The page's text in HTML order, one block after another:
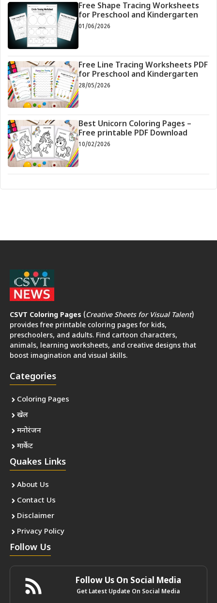
Free Shape Tracing Worksheets
for Preschool and Kindergarten
01/06/2026
Free Line Tracing Worksheets PDF
for Preschool and Kindergarten
28/05/2026
Best Unicorn Coloring Pages –
Free printable PDF Download
10/02/2026
CSVT Coloring Pages (Creative Sheets for Visual Talent)
provides free printable coloring pages for kids,
preschoolers, and adults. Find cartoon characters,
animals, learning worksheets, and creative designs that
boost imagination and visual skills.
Categories
Coloring Pages
खेल
मनोरंजन
मार्केट
Quakes Links
About Us
Contact Us
Disclaimer
Privacy Policy
Follow Us
Follow Us On Social Media
Get Latest Update On Social Media